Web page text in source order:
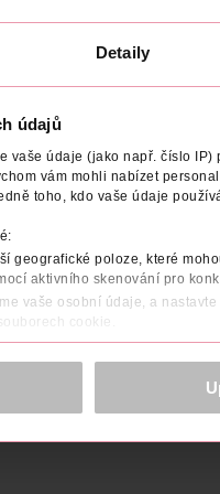
Detaily
údajů
vaše údaje (jako např. číslo
vám mohli nabízet
toho, kdo vaše údaje
geografické poloze, které
aktivního skenování pro
vaše osobní údaje, a
cookie.
a reklam, funkcí
osobních údajů.
<
dvou klíčových
Společně s vitamínem